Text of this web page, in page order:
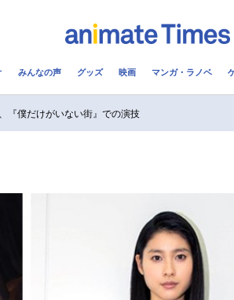
男性声優/女性声優一覧
FOLLOW US
みんなの声 グッズ 映画 マンガ・ラノベ
『僕だけがいない街』での演技